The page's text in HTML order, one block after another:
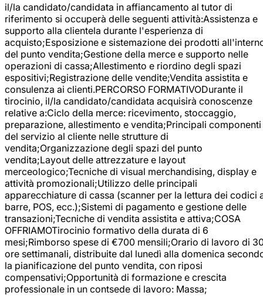
il/la candidato/candidata in affiancamento al tutor di
riferimento si occuperà delle seguenti attività:Assistenza e
supporto alla clientela durante l'esperienza di
acquisto;Esposizione e sistemazione dei prodotti
del punto vendita;Gestione della merce e supporto nelle
operazioni di cassa;Allestimento e riordino degli spazi
espositivi;Registrazione delle vendite;Vendita assistita e
consulenza ai clienti.PERCORSO FORMATIVODurante il
tirocinio, il/la candidato/candidata acquisirà conoscenze
relative a:Ciclo della merce: ricevimento, stoccaggio,
preparazione, allestimento e vendita;Principali componenti
del servizio al cliente nelle strutture di
vendita;Organizzazione degli spazi del punto
vendita;Layout delle attrezzature e layout
merceologico;Tecniche di visual merchandising, display e
attività promozionali;Utilizzo delle principali
apparecchiature di cassa (scanner per la lettura dei codici
barre, POS, ecc.);Sistemi di pagamento e gestione delle
transazioni;Tecniche di vendita assistita e attiva;COSA
OFFRIAMOTirocinio formativo della durata di 6
mesi;Rimborso spese di €700 mensili;Orario di lavoro di
ore settimanali, distribuite dal lunedì alla domenica
la pianificazione del punto vendita, con riposi
compensativi;Opportunità di formazione e crescita
professionale in un contsede di lavoro: Massa;